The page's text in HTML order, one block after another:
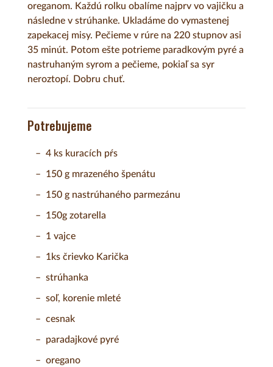
oreganom. Každú rolku obalíme najprv vo vajičku a
následne v strúhanke. Ukladáme do vymastenej
zapekacej misy. Pečieme v rúre na 220 stupnov asi
35 minút. Potom ešte potrieme paradkovým pyré a
nastruhaným syrom a pečieme, pokiaľ sa syr
neroztopí. Dobru chuť.
Potrebujeme
4 ks kuracích pŕs
150 g mrazeného špenátu
150 g nastrúhaného parmezánu
150g zotarella
1 vajce
1ks črievko Karička
strúhanka
soľ, korenie mleté
cesnak
paradajkové pyré
oregano